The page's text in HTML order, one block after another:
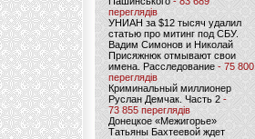
переглядів
УНИАН за $12 тысяч удалил
статью про митинг под СБУ.
Вадим Симонов и Николай
Присяжнюк отмывают свои
имена. Расследование - 75 800
переглядів
Криминальный миллионер
Руслан Демчак. Часть 2-
73 855 переглядів
Донецкое «Межигорье»
Татьяны Бахтеевой ждет